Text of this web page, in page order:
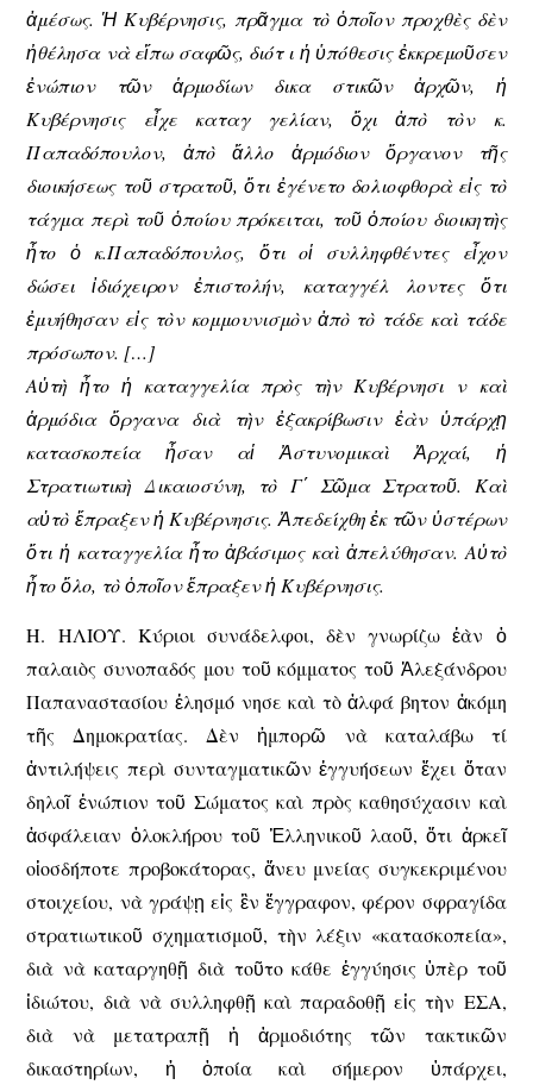
ἀμέσως. Ἡ Κυβέρνησις, πρᾶγμα τὸ ὁποῖον προχθὲς δὲν
ἠθέλησα νὰ εἴπω σαφῶς, διότ ι ἡ ὑπόθεσις ἐκκρεμοῦσεν
ἐνώπιον τῶν ἁρμοδίων δικα στικῶν ἀρχῶν, ἡ
Κυβέρνησις εἶχε καταγ γελίαν, ὄχι ἀπὸ τὸν κ.
Παπαδόπουλον, ἀπὸ ἄλλο ἁρμόδιον ὄργανον τῆς
διοικήσεως τοῦ στρατοῦ, ὅτι ἐγένετο δολιοφθορὰ εἰς τὸ
τάγμα περὶ τοῦ ὁποίου πρόκειται, τοῦ ὁποίου διοικητὴς
ἦτο ὁ κ.Παπαδόπουλος, ὅτι οἱ συλληφθέντες εἶχον
δώσει ἰδιόχειρον ἐπιστολήν, καταγγέλ λοντες ὅτι
ἐμυήθησαν εἰς τὸν κομμουνισμὸν ἀπὸ τὸ τάδε καὶ τάδε
πρόσωπον. […]
Αὐτὴ ἦτο ἡ καταγγελία πρὸς τὴν Κυβέρνησι ν καὶ
ἁρμόδια ὄργανα διὰ τὴν ἐξακρίβωσιν ἐὰν ὑπάρχῃ
κατασκοπεία ἦσαν αἱ Ἀστυνομικαὶ Ἀρχαί, ἡ
Στρατιωτικὴ Δικαιοσύνη, τὸ Γ΄ Σῶμα Στρατοῦ. Καὶ
αὐτὸ ἔπραξεν ἡ Κυβέρνησις. Ἀπεδείχθη ἐκ τῶν ὑστέρων
ὅτι ἡ καταγγελία ἦτο ἀβάσιμος καὶ ἀπελύθησαν. Αὐτὸ
ἦτο ὅλο, τὸ ὁποῖον ἔπραξεν ἡ Κυβέρνησις.
Η. ΗΛΙΟΥ. Κύριοι συνάδελφοι, δὲν γνωρίζω ἐὰν ὁ
παλαιὸς συνοπαδός μου τοῦ κόμματος τοῦ Ἀλεξάνδρου
Παπαναστασίου ἐλησμό νησε καὶ τὸ ἀλφά βητον ἀκόμη
τῆς Δημοκρατίας. Δὲν ἠμπορῶ νὰ καταλάβω τί
ἀντιλήψεις περὶ συνταγματικῶν ἐγγυήσεων ἔχει ὅταν
δηλοῖ ἐνώπιον τοῦ Σώματος καὶ πρὸς καθησύχασιν καὶ
ἀσφάλειαν ὁλοκλήρου τοῦ Ἑλληνικοῦ λαοῦ, ὅτι ἀρκεῖ
οἱοσδήποτε προβοκάτορας, ἄνευ μνείας συγκεκριμένου
στοιχείου, νὰ γράψῃ εἰς ἓν ἔγγραφον, φέρον σφραγίδα
στρατιωτικοῦ σχηματισμοῦ, τὴν λέξιν «κατασκοπεία»,
διὰ νὰ καταργηθῇ διὰ τοῦτο κάθε ἐγγύησις ὑπὲρ τοῦ
ἰδιώτου, διὰ νὰ συλληφθῇ καὶ παραδοθῇ εἰς τὴν ΕΣΑ,
διὰ νὰ μετατραπῇ ἡ ἁρμοδιότης τῶν τακτικῶν
δικαστηρίων, ἡ ὁποία καὶ σήμερον ὑπάρχει,